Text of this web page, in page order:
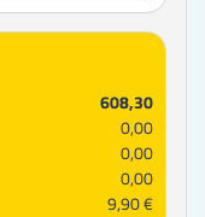
608,30
0,00
0,00
0,00
9,90 €